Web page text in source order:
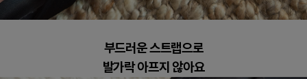
부드러운 스트랩으로
발가락 아프지 않아요